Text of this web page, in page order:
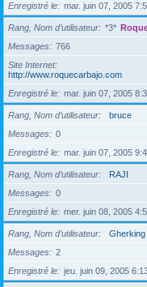
Enregistré le
mar. juin 07, 2005
Rang, Nom d’utilisateur *3*
Messages
766
Site Internet
http://www.roquecarbajo.com
Enregistré le
mar. juin 07, 2005
Rang, Nom d’utilisateur
bruce
Messages
0
Enregistré le
mar. juin 07, 2005
Rang, Nom d’utilisateur
RAJI
Messages
0
Enregistré le
mer. juin 08, 2005
Rang, Nom d’utilisateur
Gherking
Messages
2
Enregistré le
jeu. juin 09, 2005